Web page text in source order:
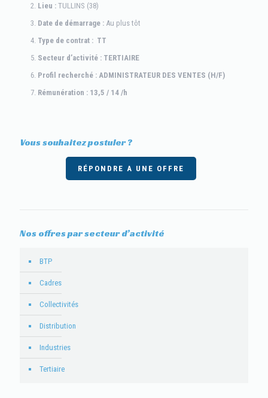
Lieu : TULLINS (38)
Date de démarrage : Au plus tôt
Type de contrat : TT
Secteur d’activité : TERTIAIRE
Profil recherché : ADMINISTRATEUR DES VENTES (H/F)
Rémunération : 13,5 / 14 /h
Vous souhaitez postuler ?
RÉPONDRE A UNE OFFRE
Nos offres par secteur d’activité
BTP
Cadres
Collectivités
Distribution
Industries
Tertiaire